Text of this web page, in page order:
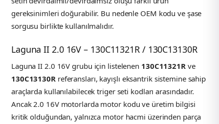
gereksinimleri doğurabilir. Bu nedenle OEM kodu ve şase
sorgusu birlikte kullanılmalıdır.
Laguna II 2.0 16V – 130C11321R / 130C13130R
Laguna II 2.0 16V grubu için listelenen 130C11321Rve
130C13130Rreferansları, kayışlı eksantrik sistemine sahip
araçlarda kullanılabilecek triger seti kodları arasındadır.
Ancak 2.0 16V motorlarda motor kodu ve üretim bilgisi
kritik olduğundan, yalnızca motor hacmi üzerinden parça